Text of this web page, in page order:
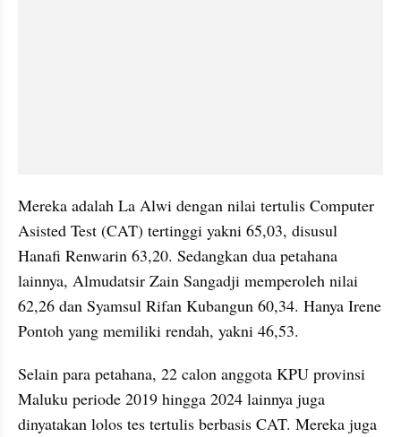
Mereka adalah La Alwi dengan nilai tertulis Computer
Asisted Test (CAT) tertinggi yakni 65,03, disusul
Hanafi Renwarin 63,20. Sedangkan dua petahana
lainnya, Almudatsir Zain Sangadji memperoleh nilai
62,26 dan Syamsul Rifan Kubangun 60,34. Hanya Irene
Pontoh yang memiliki rendah, yakni 46,53.
Selain para petahana, 22 calon anggota KPU provinsi
Maluku periode 2019 hingga 2024 lainnya juga
dinyatakan lolos tes tertulis berbasis CAT. Mereka juga